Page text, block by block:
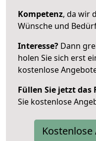
Kompetenz, da wir
Wünsche und
Interesse? Dann
holen Sie sich erst
kostenlose
Füllen Sie jetzt das
Sie kostenlose